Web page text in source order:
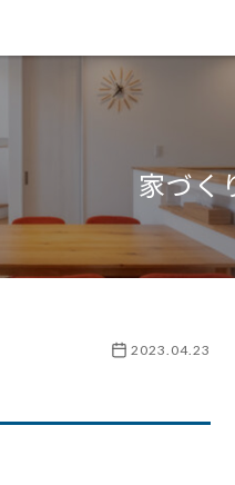
家づく
2023.04.23